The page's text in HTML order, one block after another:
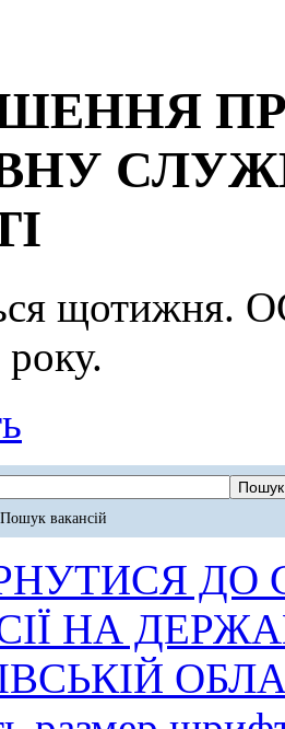
Пошук вакансій
ДО
НА